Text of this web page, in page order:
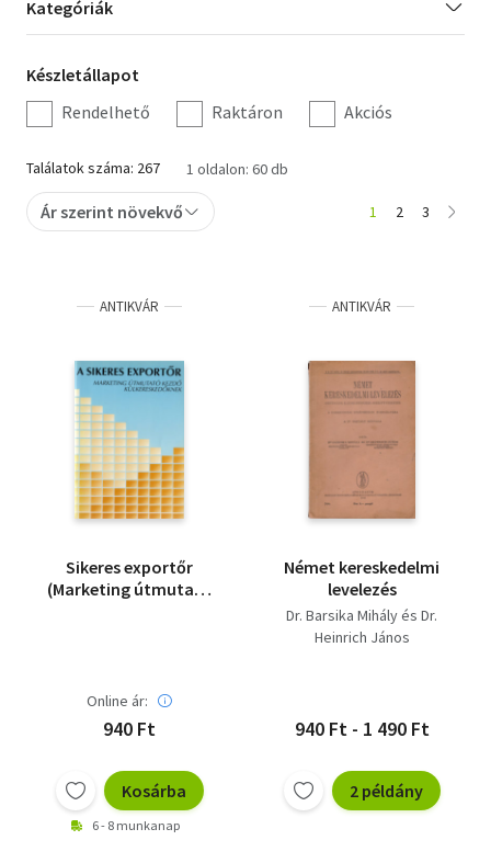
Irodalom
Kotta
Minikönyv
Szakkönyv
Társadalomtudomány
Természettudomány
Történelem
Egyéb
Kategória
szűrés
Kategóriák
Készletállapot
szűrés
Készletállapot
Rendelhető
Raktáron Akciós
Találatok száma: 267 1 oldalon: 60 db
Ár szerint növekvő 1 2 3
ANTIKVÁR
Sikeres exportőr
(Marketing útmutató
Online ár:
940 Ft
Kosárba
6 - 8 munkanap
ANTIKVÁR
Német kereskedelmi
levelezés
Dr. Barsika Mihály és Dr.
Heinrich János
940 Ft - 1 490 Ft
2 példány